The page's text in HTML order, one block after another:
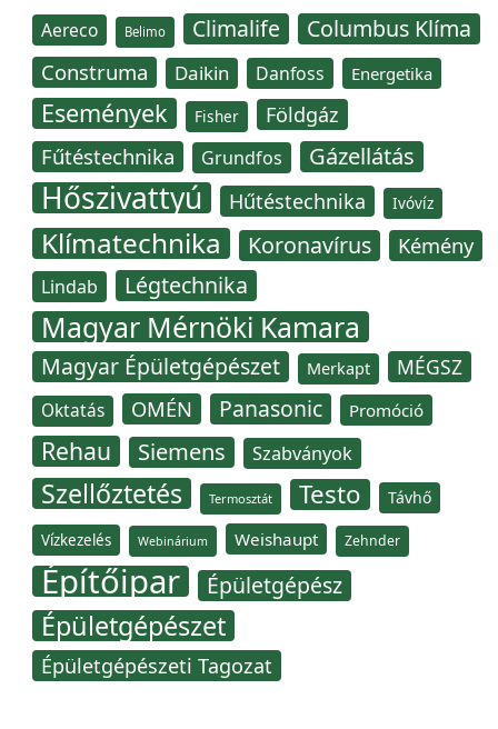
Aereco Belimo Climalife Columbus Klíma
Construma Daikin Danfoss Energetika
Események Fisher Földgáz
Fűtéstechnika Grundfos Gázellátás
Hőszivattyú Hűtéstechnika Ivóvíz
Klímatechnika Koronavírus Kémény
Lindab Légtechnika
Magyar Mérnöki Kamara
Magyar Épületgépészet Merkapt MÉGSZ
Oktatás OMÉN Panasonic Promóció
Rehau Siemens Szabványok
Szellőztetés Termosztát Testo Távhő
Vízkezelés Webinárium Weishaupt Zehnder
Építőipar Épületgépész
Épületgépészet
Épületgépészeti Tagozat